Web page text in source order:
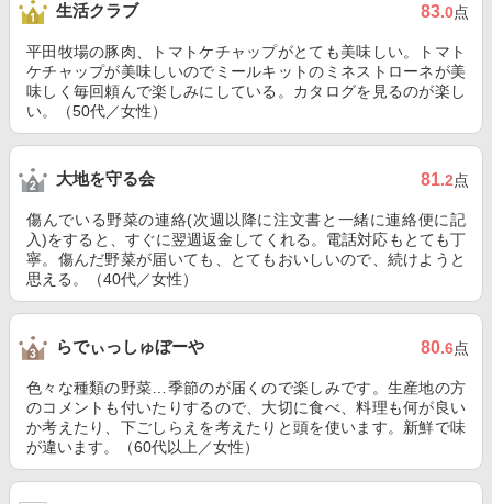
生活クラブ 83.0点
平田牧場の豚肉、トマトケチャップがとても美味しい。トマト
ケチャップが美味しいのでミールキットのミネストローネが美
味しく毎回頼んで楽しみにしている。カタログを見るのが楽し
い。（50代／女性）
大地を守る会 81.2点
傷んでいる野菜の連絡(次週以降に注文書と一緒に連絡便に記
入)をすると、すぐに翌週返金してくれる。電話対応もとても丁
寧。傷んだ野菜が届いても、とてもおいしいので、続けようと
思える。（40代／女性）
らでぃっしゅぼーや 80.6点
色々な種類の野菜…季節のが届くので楽しみです。生産地の方
のコメントも付いたりするので、大切に食べ、料理も何が良い
か考えたり、下ごしらえを考えたりと頭を使います。新鮮で味
が違います。（60代以上／女性）